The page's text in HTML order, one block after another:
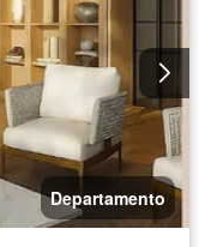
Departamento